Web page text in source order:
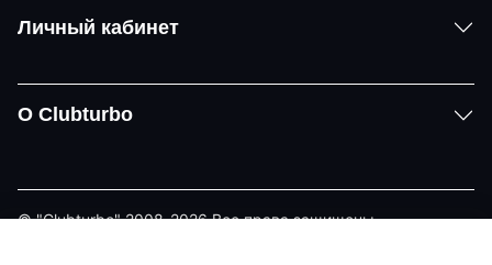
Личный кабинет
О Clubturbo
© "Clubturbo" 2008-2026 Все права защищены